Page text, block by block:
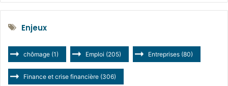
Enjeux
chômage (1) Emploi (205) Entreprises (80)
Finance et crise financière (306)